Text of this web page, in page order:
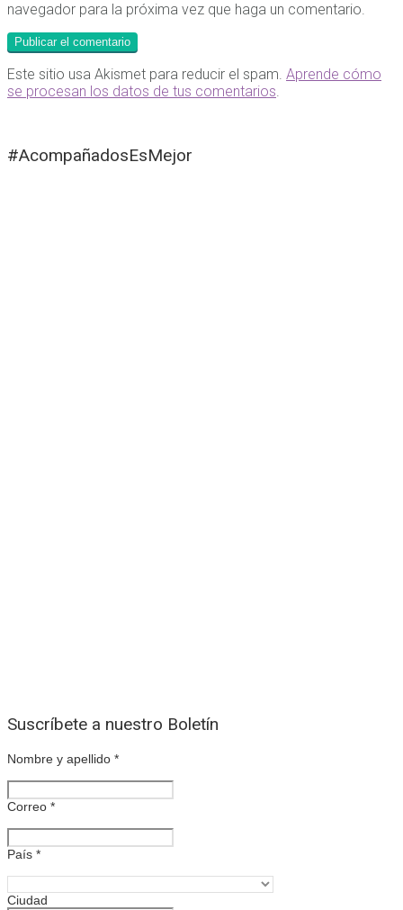
navegador para la próxima vez que haga un comentario.
Este sitio usa Akismet para reducir el spam. Aprende cómo
se procesan los datos de tus comentarios
#AcompañadosEsMejor
Suscríbete a nuestro Boletín
Nombre y apellido *
Correo *
País *
Ciudad